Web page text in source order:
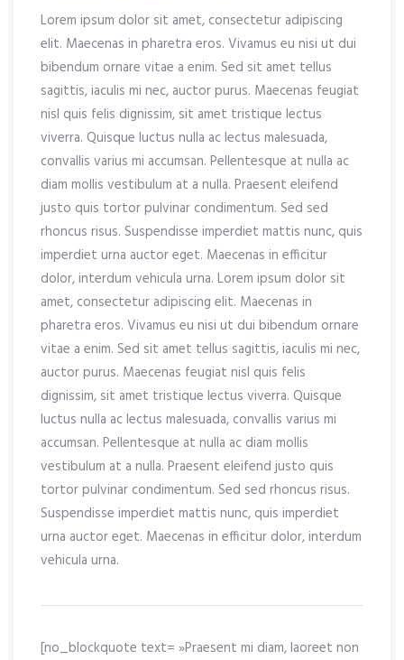
Lorem ipsum dolor sit amet, consectetur adipiscing
elit. Maecenas in pharetra eros. Vivamus eu nisi ut dui
bibendum ornare vitae a enim. Sed sit amet tellus
sagittis, iaculis mi nec, auctor purus. Maecenas feugiat
nisl quis felis dignissim, sit amet tristique lectus
viverra. Quisque luctus nulla ac lectus malesuada,
convallis varius mi accumsan. Pellentesque at nulla ac
diam mollis vestibulum at a nulla. Praesent eleifend
justo quis tortor pulvinar condimentum. Sed sed
rhoncus risus. Suspendisse imperdiet mattis nunc, quis
imperdiet urna auctor eget. Maecenas in efficitur
dolor, interdum vehicula urna. Lorem ipsum dolor sit
amet, consectetur adipiscing elit. Maecenas in
pharetra eros. Vivamus eu nisi ut dui bibendum ornare
vitae a enim. Sed sit amet tellus sagittis, iaculis mi nec,
auctor purus. Maecenas feugiat nisl quis felis
dignissim, sit amet tristique lectus viverra. Quisque
luctus nulla ac lectus malesuada, convallis varius mi
accumsan. Pellentesque at nulla ac diam mollis
vestibulum at a nulla. Praesent eleifend justo quis
tortor pulvinar condimentum. Sed sed rhoncus risus.
Suspendisse imperdiet mattis nunc, quis imperdiet
urna auctor eget. Maecenas in efficitur dolor, interdum
vehicula urna.
[no_blockquote text= »Praesent mi diam, laoreet non